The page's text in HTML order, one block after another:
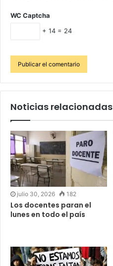
WC Captcha
+ 14 = 24
Noticias relacionadas
julio 30, 2026 182
Los docentes paran el
lunes en todo el país